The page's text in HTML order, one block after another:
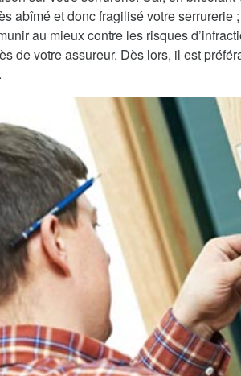
abîmé et donc fragilisé votre serrurerie
au mieux contre les risques
de votre assureur. Dès lors, il est